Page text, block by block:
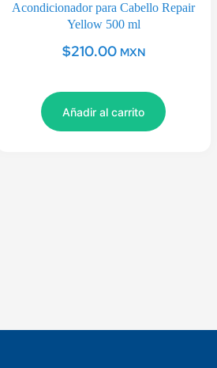
Acondicionador para Cabello Repair
Yellow 500 ml
$210.00 MXN
Añadir al carrito